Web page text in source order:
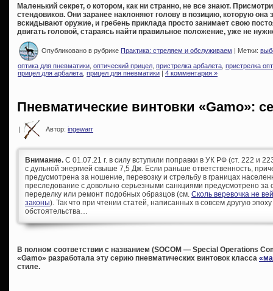
Маленький секрет, о котором, как ни странно, не все знают.
стендовиков. Они заранее наклоняют голову в позицию, которую она
вскидывают оружие, и гребень приклада просто занимает свою
двигать головой, стараясь найти правильное положение, уже не
Опубликовано в рубрике Практика: стреляем и обслуживаем | Метки:
оптика для пневматики оптический прицел пристрелка арбалета пристрелка
прицел для арбалета прицел для пневматики 4 комментария »
Пневматические винтовки «Gamo»:
| Автор: ingewarr
Внимание. С 01.07.21 г. в силу вступили поправки в УК РФ (ст. 222 и
с дульной энергией свыше 7,5 Дж. Если раньше ответственность,
предусмотрена за ношение, перевозку и стрельбу в границах
преследование с довольно серьезными санкциями предусмотрено за
переделку или ремонт подобных образцов (см. Сколь веревочка не
законы). Так что при чтении статей, написанных в совсем другую
обстоятельства…
В полном соответствии с названием (SOCOM — Special Operations
«Gamo» разработала эту серию пневматических винтовок класса
стиле.